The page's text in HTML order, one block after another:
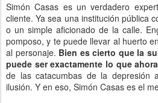
Simón Casas es un verdadero
cliente. Ya sea una institución pública
o un simple aficionado de la calle.
pomposo, y te puede llevar al huerto
al personaje. Bien es cierto que la
puede ser exactamente lo que
de las catacumbas de la depresión
ilusión. Y en eso, Simón Casas es el